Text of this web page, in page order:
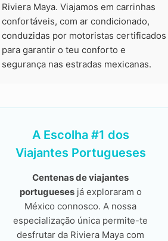
Riviera Maya. Viajamos em carrinhas
confortáveis, com ar condicionado,
conduzidas por motoristas certificados
para garantir o teu conforto e
segurança nas estradas mexicanas.
A Escolha #1 dos
Viajantes Portugueses
Centenas de viajantes
portuguesesjá exploraram o
México connosco. A nossa
especialização única permite-te
desfrutar da Riviera Maya com